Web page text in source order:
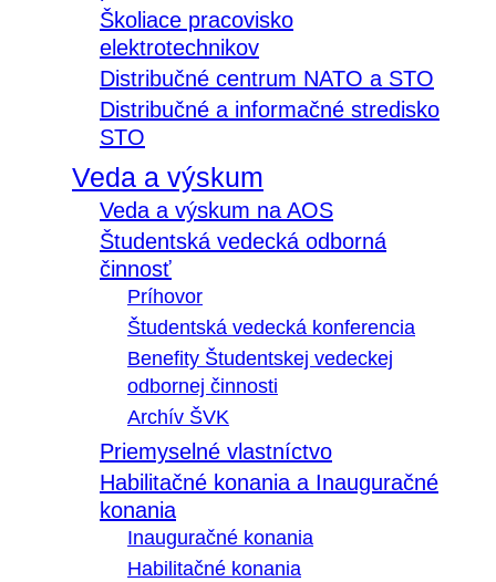
Školiace pracovisko
elektrotechnikov
Distribučné centrum NATO a STO
Distribučné a informačné stredisko
STO
Veda a výskum
Veda a výskum na AOS
Študentská vedecká odborná
činnosť
Príhovor
Študentská vedecká konferencia
Benefity Študentskej vedeckej
odbornej činnosti
Archív ŠVK
Priemyselné vlastníctvo
Habilitačné konania a Inauguračné
konania
Inauguračné konania
Habilitačné konania